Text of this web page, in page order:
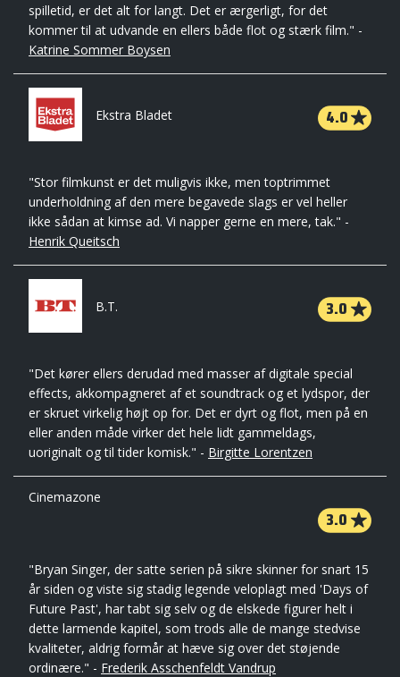
spilletid, er det alt for langt. Det er ærgerligt, for det
kommer til at udvande en ellers både flot og stærk film." -
Katrine Sommer Boysen
Ekstra Bladet 4.0
"Stor filmkunst er det muligvis ikke, men toptrimmet
underholdning af den mere begavede slags er vel heller
ikke sådan at kimse ad. Vi napper gerne en mere, tak." -
Henrik Queitsch
B.T. 3.0
"Det kører ellers derudad med masser af digitale special
effects, akkompagneret af et soundtrack og et lydspor, der
er skruet virkelig højt op for. Det er dyrt og flot, men på en
eller anden måde virker det hele lidt gammeldags,
uoriginalt og til tider komisk." - Birgitte Lorentzen
Cinemazone
3.0
"Bryan Singer, der satte serien på sikre skinner for snart 15
år siden og viste sig stadig legende veloplagt med 'Days of
Future Past', har tabt sig selv og de elskede figurer helt i
dette larmende kapitel, som trods alle de mange stedvise
kvaliteter, aldrig formår at hæve sig over det støjende
ordinære." - Frederik Asschenfeldt Vandrup